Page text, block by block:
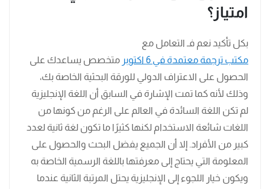
امتياز؟
بكل تأكيد نعم فـ التعامل مع
مكتب ترجمة معتمدة في 6 اكتوبر
متخصص يساعدك على
الحصول على الاعتراف الدولي للورقة البحثية الخاصة بك،
وذلك لأنه كما تمت الإشارة في السابق أن اللغة الإنجليزية
لم تكن اللغة السائدة في العالم على الرغم من كونها من
اللغات شائعة الاستخدام لكنها كثيرًا ما تكون لغة ثانية لعدد
كبير من الأفراد. إلا أن الجميع يفضل البحث والحصول على
المعلومة التي يحتاج إلى معرفتها باللغة الرسمية الخاصة به
ويكون خيار اللجوء إلى الإنجليزية يحتل المرتبة الثانية عندما